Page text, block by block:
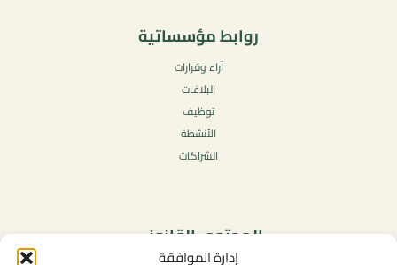
إدارة الموافقة
روابط مؤسساتية
آراء وقرارات
البلاغات
توظيف
الأنشطة
الشراكات
المحتوى القانوني